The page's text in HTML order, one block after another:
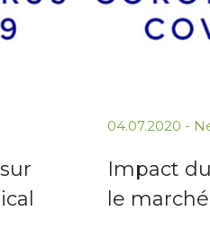
04.07.2020 -
Impact
le